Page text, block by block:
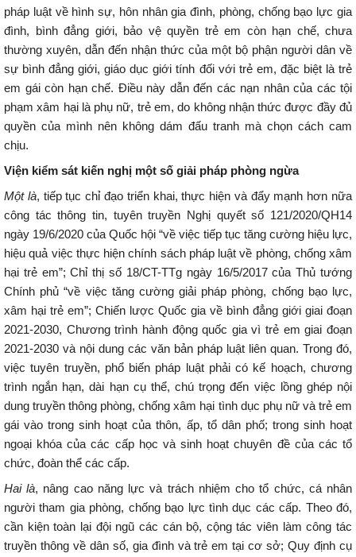
pháp luật về hình sự, hôn nhân gia đình, phòng, chống bạo lực gia
đình, bình đẳng giới, bảo vệ quyền trẻ em còn hạn chế, chưa
thường xuyên, dẫn đến nhận thức của một bộ phận người dân về
sự bình đẳng giới, giáo dục giới tính đối với trẻ em, đặc biệt là trẻ
em gái còn hạn chế. Điều này dẫn đến các nạn nhân của các tội
phạm xâm hại là phụ nữ, trẻ em, do không nhận thức được đầy đủ
quyền của mình nên không dám đấu tranh mà chọn cách cam
chịu.
Viện kiểm sát kiến nghị một số giải pháp phòng ngừa
Một là, tiếp tục chỉ đạo triển khai, thực hiện và đẩy mạnh hơn nữa
công tác thông tin, tuyên truyền Nghị quyết số 121/2020/QH14
ngày 19/6/2020 của Quốc hội “về việc tiếp tục tăng cường hiệu lực,
hiệu quả việc thực hiện chính sách pháp luật về phòng, chống xâm
hại trẻ em”; Chỉ thị số 18/CT-TTg ngày 16/5/2017 của Thủ tướng
Chính phủ “về việc tăng cường giải pháp phòng, chống bạo lực,
xâm hại trẻ em”; Chiến lược Quốc gia về bình đẳng giới giai đoạn
2021-2030, Chương trình hành động quốc gia vì trẻ em giai đoạn
2021-2030 và nội dung các văn bản pháp luật liên quan. Trong đó,
việc tuyên truyền, phổ biến pháp luật phải có kế hoạch, chương
trình ngắn hạn, dài hạn cụ thể, chú trọng đến việc lồng ghép nội
dung truyền thông phòng, chống xâm hại tình dục phụ nữ và trẻ em
gái vào trong sinh hoạt của thôn, ấp, tổ dân phố; trong sinh hoạt
ngoại khóa của các cấp học và sinh hoạt chuyên đề của các tổ
chức, đoàn thể các cấp.
Hai là, nâng cao năng lực và trách nhiệm cho tổ chức, cá nhân
người tham gia phòng, chống bạo lực tình dục các cấp. Theo đó,
cần kiện toàn lại đội ngũ các cán bộ, cộng tác viên làm công tác
truyền thông về dân số, gia đình và trẻ em tại cơ sở; Quy định cụ